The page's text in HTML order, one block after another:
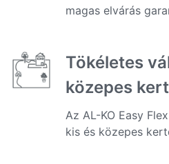
magas elvárás
Tökéletes
közepes
Az AL-KO Easy
kis és közepes